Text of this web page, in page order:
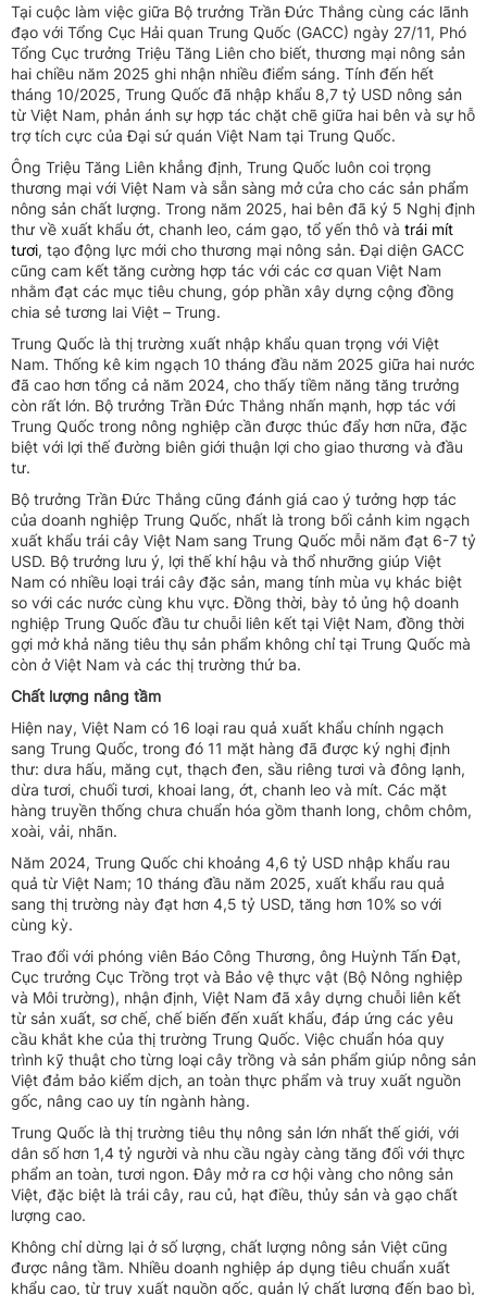
Tại cuộc làm việc giữa Bộ trưởng Trần Đức Thắng cùng các lãnh
đạo với Tổng Cục Hải quan Trung Quốc (GACC) ngày 27/11, Phó
Tổng Cục trưởng Triệu Tăng Liên cho biết, thương mại nông sản
hai chiều năm 2025 ghi nhận nhiều điểm sáng. Tính đến hết
tháng 10/2025, Trung Quốc đã nhập khẩu 8,7 tỷ USD nông sản
từ Việt Nam, phản ánh sự hợp tác chặt chẽ giữa hai bên và sự hỗ
trợ tích cực của Đại sứ quán Việt Nam tại Trung Quốc.
Ông Triệu Tăng Liên khẳng định, Trung Quốc luôn coi trọng
thương mại với Việt Nam và sẵn sàng mở cửa cho các sản phẩm
nông sản chất lượng. Trong năm 2025, hai bên đã ký 5 Nghị định
thư về xuất khẩu ớt, chanh leo, cám gạo, tổ yến thô và trái mít
tươi, tạo động lực mới cho thương mại nông sản. Đại diện GACC
cũng cam kết tăng cường hợp tác với các cơ quan Việt Nam
nhằm đạt các mục tiêu chung, góp phần xây dựng cộng đồng
chia sẻ tương lai Việt – Trung.
Trung Quốc là thị trường xuất nhập khẩu quan trọng với Việt
Nam. Thống kê kim ngạch 10 tháng đầu năm 2025 giữa hai nước
đã cao hơn tổng cả năm 2024, cho thấy tiềm năng tăng trưởng
còn rất lớn. Bộ trưởng Trần Đức Thắng nhấn mạnh, hợp tác với
Trung Quốc trong nông nghiệp cần được thúc đẩy hơn nữa, đặc
biệt với lợi thế đường biên giới thuận lợi cho giao thương và đầu
tư.
Bộ trưởng Trần Đức Thắng cũng đánh giá cao ý tưởng hợp tác
của doanh nghiệp Trung Quốc, nhất là trong bối cảnh kim ngạch
xuất khẩu trái cây Việt Nam sang Trung Quốc mỗi năm đạt 6-7 tỷ
USD. Bộ trưởng lưu ý, lợi thế khí hậu và thổ nhưỡng giúp Việt
Nam có nhiều loại trái cây đặc sản, mang tính mùa vụ khác biệt
so với các nước cùng khu vực. Đồng thời, bày tỏ ủng hộ doanh
nghiệp Trung Quốc đầu tư chuỗi liên kết tại Việt Nam, đồng thời
gợi mở khả năng tiêu thụ sản phẩm không chỉ tại Trung Quốc mà
còn ở Việt Nam và các thị trường thứ ba.
Chất lượng nâng tầm
Hiện nay, Việt Nam có 16 loại rau quả xuất khẩu chính ngạch
sang Trung Quốc, trong đó 11 mặt hàng đã được ký nghị định
thư: dưa hấu, măng cụt, thạch đen, sầu riêng tươi và đông lạnh,
dừa tươi, chuối tươi, khoai lang, ớt, chanh leo và mít. Các mặt
hàng truyền thống chưa chuẩn hóa gồm thanh long, chôm chôm,
xoài, vải, nhãn.
Năm 2024, Trung Quốc chi khoảng 4,6 tỷ USD nhập khẩu rau
quả từ Việt Nam; 10 tháng đầu năm 2025, xuất khẩu rau quả
sang thị trường này đạt hơn 4,5 tỷ USD, tăng hơn 10% so với
cùng kỳ.
Trao đổi với phóng viên Báo Công Thương, ông Huỳnh Tấn Đạt,
Cục trưởng Cục Trồng trọt và Bảo vệ thực vật (Bộ Nông nghiệp
và Môi trường), nhận định, Việt Nam đã xây dựng chuỗi liên kết
từ sản xuất, sơ chế, chế biến đến xuất khẩu, đáp ứng các yêu
cầu khắt khe của thị trường Trung Quốc. Việc chuẩn hóa quy
trình kỹ thuật cho từng loại cây trồng và sản phẩm giúp nông sản
Việt đảm bảo kiểm dịch, an toàn thực phẩm và truy xuất nguồn
gốc, nâng cao uy tín ngành hàng.
Trung Quốc là thị trường tiêu thụ nông sản lớn nhất thế giới, với
dân số hơn 1,4 tỷ người và nhu cầu ngày càng tăng đối với thực
phẩm an toàn, tươi ngon. Đây mở ra cơ hội vàng cho nông sản
Việt, đặc biệt là trái cây, rau củ, hạt điều, thủy sản và gạo chất
lượng cao.
Không chỉ dừng lại ở số lượng, chất lượng nông sản Việt cũng
được nâng tầm. Nhiều doanh nghiệp áp dụng tiêu chuẩn xuất
khẩu cao, từ truy xuất nguồn gốc, quản lý chất lượng đến bao bì,